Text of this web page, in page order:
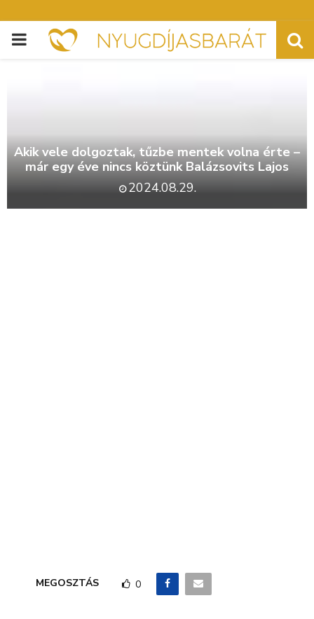
PRIMARY
Akik vele dolgoztak, tűzbe mentek volna érte –
már egy éve nincs köztünk Balázsovits Lajos
2024.08.29.
MEGOSZTÁS 0